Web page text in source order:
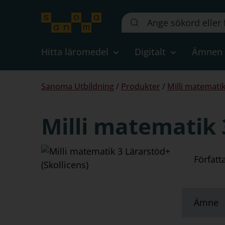
Sök
på
webbplatsen::
Hitta läromedel Digitalt Ämnen
Du
Sanoma Utbildning / Produkter / Milli
Milli matematik
Ämne